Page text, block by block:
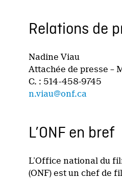
Relations de
Nadine Viau
Attachée de presse –
C. : 514-458-9745
n.viau@onf.ca
L’ONF en bref
L’Office national du
(ONF) est un chef de